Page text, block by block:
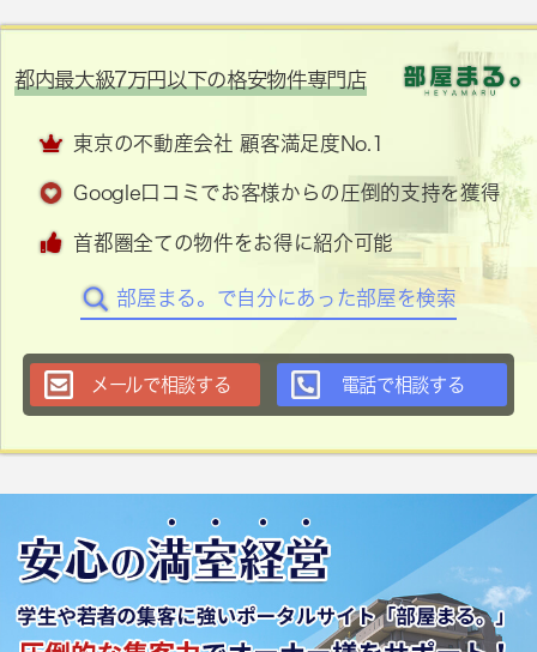
都内最大級7万円以下の格安物件専門店
東京の不動産会社 顧客満足度No.1
Google口コミでお客様からの圧倒的支持を獲得
首都圏全ての物件をお得に紹介可能
部屋まる。で自分にあった部屋を検索
メールで相談する 電話で相談する